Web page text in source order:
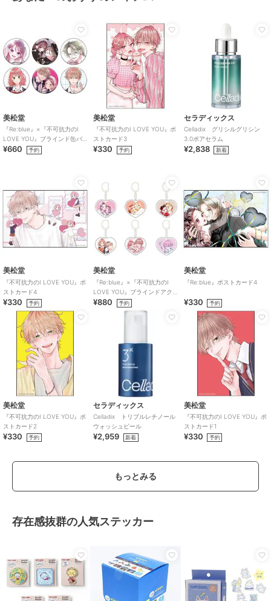
美松堂
『Re:blue』×『不可抗力のI
LOVE YOU』ブラインド缶バ
ッジ（全6種）
¥660 予約
美松堂
『不可抗力のI LOVE YOU』ポ
ストカード3
¥330 予約
セラディックス
Celladix グリシルグリシン
3.0ポアセラム
¥2,838 新着
美松堂
『不可抗力のI LOVE YOU』ポ
ストカード4
¥330 予約
美松堂
『Re:blue』×『不可抗力のI
LOVE YOU』ブラインドアク
リルキーホルダー（全6種）
¥880 予約
美松堂
『Re:blue』ポストカード4
¥330 予約
美松堂
『不可抗力のI LOVE YOU』ポ
ストカード2
¥330 予約
セラディックス
Celladix トリプルレチノール
ウォッシュピール
¥2,959 新着
美松堂
『不可抗力のI LOVE YOU』ポ
ストカード1
¥330 予約
もっとみる
存在感抜群の人気ステッカー